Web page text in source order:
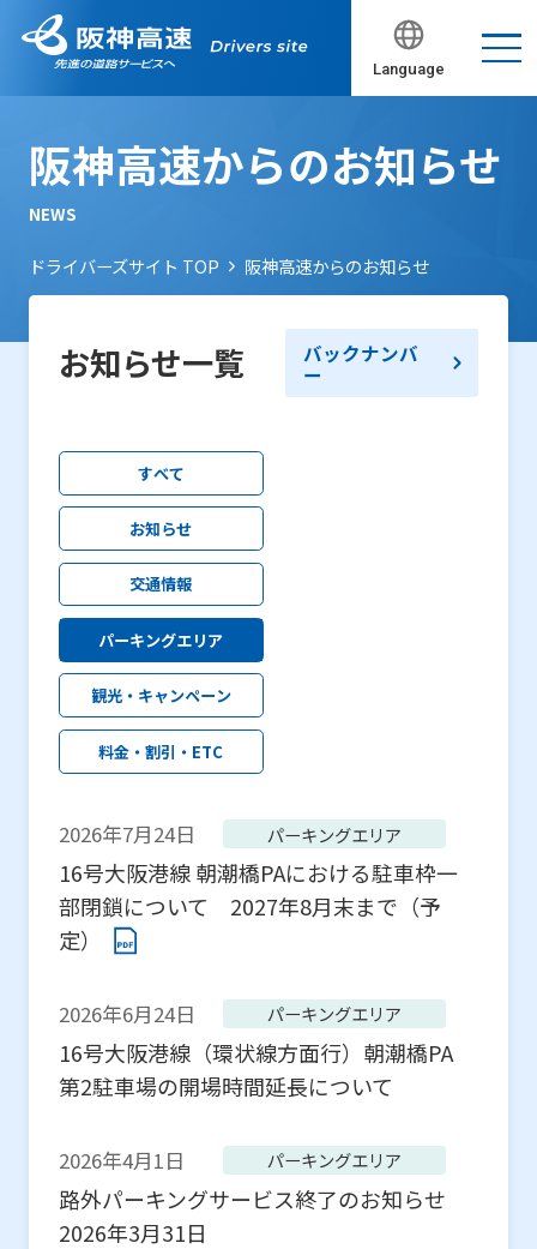
Language
阪神高速からのお知らせ
NEWS
ドライバーズサイト TOP 阪神高速からのお知らせ
お知らせ一覧
バックナンバ
ー
すべて
お知らせ
交通情報
パーキングエリア
観光・キャンペーン
料金・割引・ETC
2026年7月24日 パーキングエリア
16号大阪港線 朝潮橋PAにおける駐車枠一
部閉鎖について 2027年8月末まで（予
定）
2026年6月24日 パーキングエリア
16号大阪港線（環状線方面行）朝潮橋PA
第2駐車場の開場時間延長について
2026年4月1日 パーキングエリア
路外パーキングサービス終了のお知らせ
2026年3月31日